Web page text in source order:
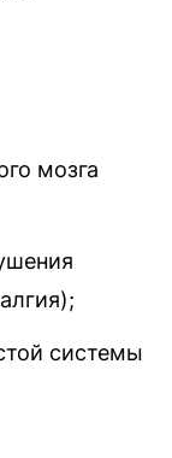
мозга
системы